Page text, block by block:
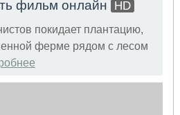
фильм онлайн HD
покидает плантацию,
ферме рядом с лесом